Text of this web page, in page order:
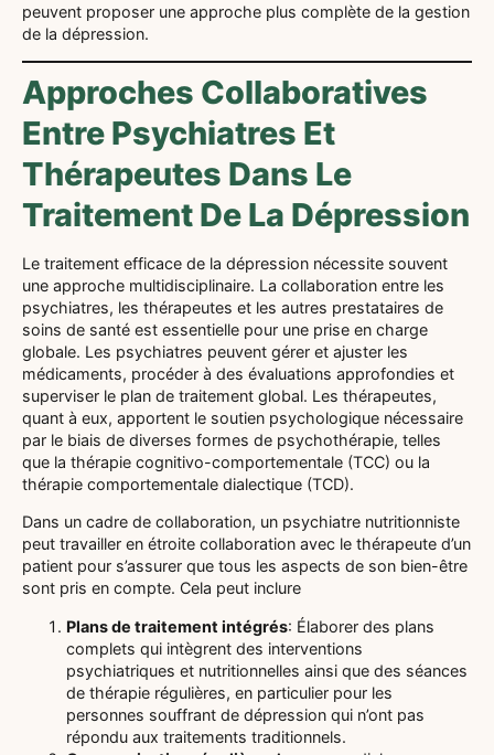
peuvent proposer une approche plus complète de la gestion
de la dépression.
Approches Collaboratives
Entre Psychiatres Et
Thérapeutes Dans Le
Traitement De La Dépression
Le traitement efficace de la dépression nécessite souvent
une approche multidisciplinaire. La collaboration entre les
psychiatres, les thérapeutes et les autres prestataires de
soins de santé est essentielle pour une prise en charge
globale. Les psychiatres peuvent gérer et ajuster les
médicaments, procéder à des évaluations approfondies et
superviser le plan de traitement global. Les thérapeutes,
quant à eux, apportent le soutien psychologique nécessaire
par le biais de diverses formes de psychothérapie, telles
que la thérapie cognitivo-comportementale (TCC) ou la
thérapie comportementale dialectique (TCD).
Dans un cadre de collaboration, un psychiatre nutritionniste
peut travailler en étroite collaboration avec le thérapeute d’un
patient pour s’assurer que tous les aspects de son bien-être
sont pris en compte. Cela peut inclure
Plans de traitement intégrés: Élaborer des plans
complets qui intègrent des interventions
psychiatriques et nutritionnelles ainsi que des séances
de thérapie régulières, en particulier pour les
personnes souffrant de dépression qui n’ont pas
répondu aux traitements traditionnels.